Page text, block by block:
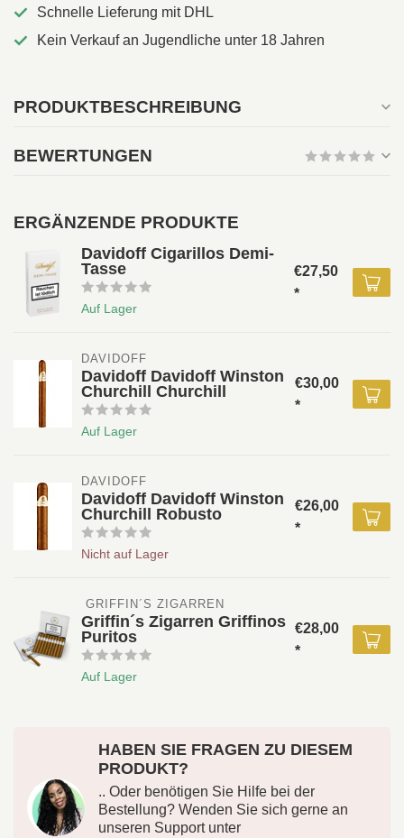
Schnelle Lieferung mit DHL
Kein Verkauf an Jugendliche unter 18 Jahren
PRODUKTBESCHREIBUNG
BEWERTUNGEN
ERGÄNZENDE PRODUKTE
Davidoff Cigarillos Demi-
Tasse
Auf Lager
€27,50
*
DAVIDOFF
Davidoff Davidoff Winston
Churchill Churchill
Auf Lager
€30,00
*
DAVIDOFF
Davidoff Davidoff Winston
Churchill Robusto
Nicht auf Lager
€26,00
*
GRIFFIN´S ZIGARREN
Griffin´s Zigarren Griffinos
Puritos
Auf Lager
€28,00
*
HABEN SIE FRAGEN ZU DIESEM
PRODUKT?
.. Oder benötigen Sie Hilfe bei der
Bestellung? Wenden Sie sich gerne an
unseren Support unter